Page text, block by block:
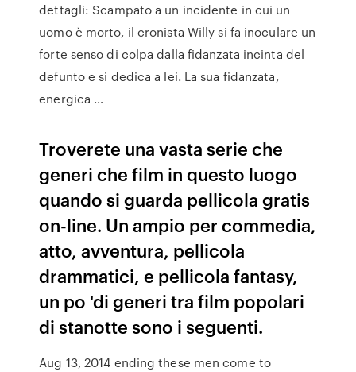
dettagli: Scampato a un incidente in cui un
uomo è morto, il cronista Willy si fa inoculare un
forte senso di colpa dalla fidanzata incinta del
defunto e si dedica a lei. La sua fidanzata,
energica …
Troverete una vasta serie che
generi che film in questo luogo
quando si guarda pellicola gratis
on-line. Un ampio per commedia,
atto, avventura, pellicola
drammatici, e pellicola fantasy,
un po 'di generi tra film popolari
di stanotte sono i seguenti.
Aug 13, 2014 ending these men come to